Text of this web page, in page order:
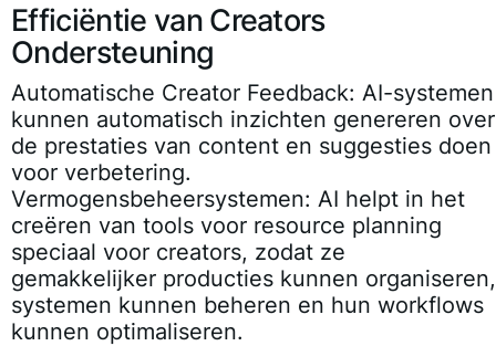
Efficiëntie van Creators
Ondersteuning
Automatische Creator Feedback: AI-systemen
kunnen automatisch inzichten genereren over
de prestaties van content en suggesties doen
voor verbetering.
Vermogensbeheersystemen: AI helpt in het
creëren van tools voor resource planning
speciaal voor creators, zodat ze
gemakkelijker producties kunnen organiseren,
systemen kunnen beheren en hun workflows
kunnen optimaliseren.